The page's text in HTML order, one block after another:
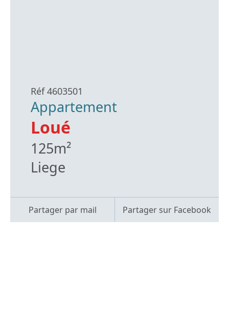
Réf 4603501
Appartement
Loué
125m²
Liege
Partager par mail Partager sur Facebook